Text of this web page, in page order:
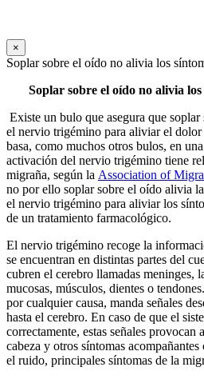
×
Soplar sobre el oído no alivia los
Soplar sobre el oído no alivia
Existe un bulo que asegura que
el nervio trigémino para aliviar el dolor
basa, como muchos otros bulos, en
activación del nervio trigémino tiene
migraña, según la Association of
no por ello soplar sobre el oído alivia
el nervio trigémino para aliviar los
de un tratamiento farmacológico.
El nervio trigémino recoge la
se encuentran en distintas partes del
cubren el cerebro llamadas meninges,
mucosas, músculos, dientes o
por cualquier causa, manda señales
hasta el cerebro. En caso de que el
correctamente, estas señales provocan
cabeza y otros síntomas
el ruido, principales síntomas de la